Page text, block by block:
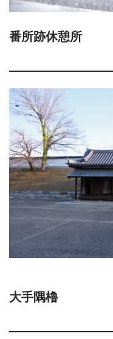
番所跡休憩所
大手隅櫓